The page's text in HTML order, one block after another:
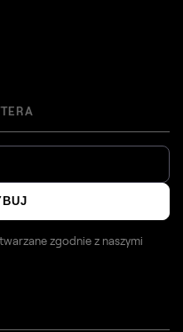
zgodnie z naszymi